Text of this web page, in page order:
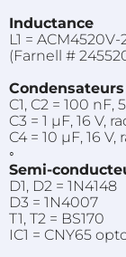
Inductance
L1 = ACM4520V-
(Farnell #
Condensateurs
C1, C2 = 100 nF,
C3 = 1 µF, 16 V,
C4 = 10 µF, 16
◦
Semi-
D1, D2 = 1N4148
D3 = 1N4007
T1, T2 = BS170
IC1 = CNY65